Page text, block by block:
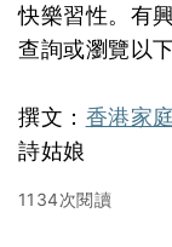
快樂習性。有
查詢或瀏覽以下
撰文： 香港家
詩姑娘
1134次閱讀